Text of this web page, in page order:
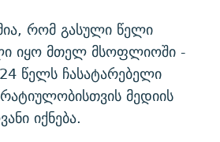
რომ გასული წელი
იყო მთელ მსოფლიოში -
წელს ჩასატარებელი
მედიის
იქნება.